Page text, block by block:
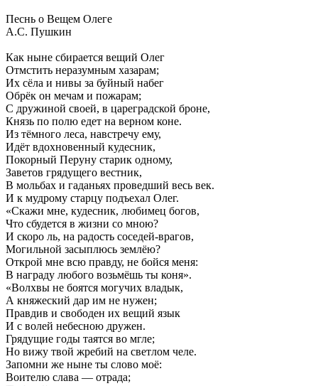
Песнь о Вещем Олеге
А.С. Пушкин
Как ныне сбирается вещий Олег
Отмстить неразумным хазарам;
Их сёла и нивы за буйный набег
Обрёк он мечам и пожарам;
С дружиной своей, в цареградской броне,
Князь по полю едет на верном коне.
Из тёмного леса, навстречу ему,
Идёт вдохновенный кудесник,
Покорный Перуну старик одному,
Заветов грядущего вестник,
В мольбах и гаданьях проведший весь век.
И к мудрому старцу подъехал Олег.
«Скажи мне, кудесник, любимец богов,
Что сбудется в жизни со мною?
И скоро ль, на радость соседей-врагов,
Могильной засыплюсь землёю?
Открой мне всю правду, не бойся меня:
В награду любого возьмёшь ты коня».
«Волхвы не боятся могучих владык,
А княжеский дар им не нужен;
Правдив и свободен их вещий язык
И с волей небесною дружен.
Грядущие годы таятся во мгле;
Но вижу твой жребий на светлом челе.
Запомни же ныне ты слово моё:
Воителю слава — отрада;